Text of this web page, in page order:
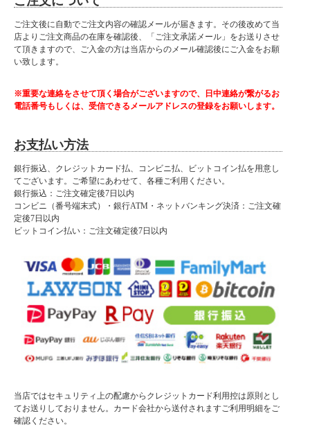
ご注文後に自動でご注文内容の確認メールが届きます。その後改めて当
店よりご注文商品の在庫を確認後、「ご注文承諾メール」をお送りさせ
て頂きますので、ご入金の方は当店からのメール確認後にご入金をお願
い致します。
※重要な連絡をさせて頂く場合がございますので、日中連絡が繋がるお
電話番号もしくは、受信できるメールアドレスの登録をお願いします。
お支払い方法
銀行振込、クレジットカード払、コンビニ払、ビットコイン払を用意し
てございます。ご希望にあわせて、各種ご利用ください。
銀行振込：ご注文確定後7日以内
コンビニ（番号端末式）・銀行ATM・ネットバンキング決済：ご注文確
定後7日以内
ビットコイン払い：ご注文確定後7日以内
当店ではセキュリティ上の配慮からクレジットカード利用控は原則とし
てお送りしておりません。カード会社から送付されますご利用明細をご
確認ください。